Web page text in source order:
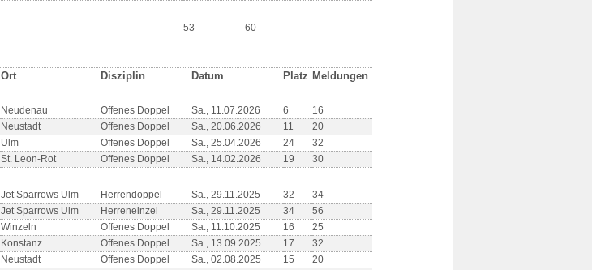
53 60
Ort Disziplin Datum Platz Meldungen
Neudenau Offenes Doppel Sa., 11.07.2026 6
16
Neustadt Offenes Doppel Sa., 20.06.2026 11
20
Ulm Offenes Doppel Sa., 25.04.2026 24
32
St. Leon-Rot Offenes Doppel Sa., 14.02.2026 19 30
Jet Sparrows Ulm Herrendoppel Sa., 29.11.2025 32
34
Jet Sparrows Ulm Herreneinzel Sa., 29.11.2025 34
56
Winzeln Offenes Doppel Sa., 11.10.2025 16
25
Konstanz Offenes Doppel Sa., 13.09.2025 17
32
Neustadt Offenes Doppel Sa., 02.08.2025 15
20